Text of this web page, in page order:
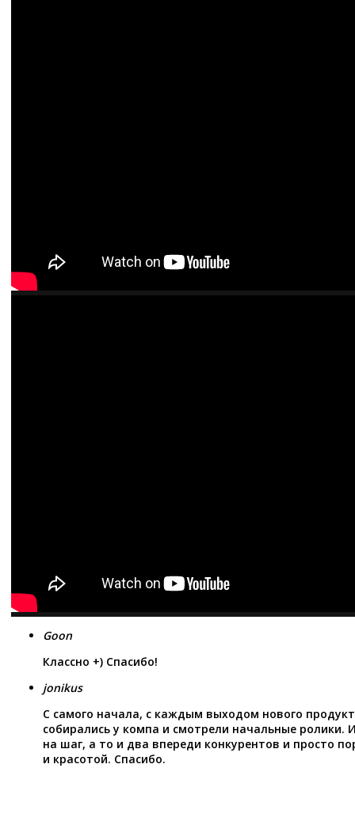
Goon
Классно +) Спасибо!
jonikus
С самого начала, с каждым выходом нового
собирались у компа и смотрели начальные ролики.
на шаг, а то и два впереди конкурентов и просто
и красотой. Спасибо.